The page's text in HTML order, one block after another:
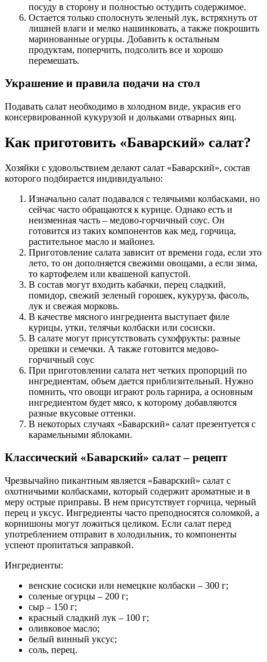
посуду в сторону и полностью остудить содержимое.
Остается только сполоснуть зеленый лук, встряхнуть от
лишней влаги и мелко нашинковать, а также покрошить
маринованные огурцы. Добавить к остальным
продуктам, поперчить, подсолить все и хорошо
перемешать.
Украшение и правила подачи на стол
Подавать салат необходимо в холодном виде, украсив его
консервированной кукурузой и дольками отварных яиц.
Как приготовить «Баварский» салат?
Хозяйки с удовольствием делают салат «Баварский», состав
которого подбирается индивидуально:
Изначально салат подавался с телячьими колбасками, но
сейчас часто обращаются к курице. Однако есть и
неизменная часть – медово-горчичный соус. Он
готовится из таких компонентов как мед, горчица,
растительное масло и майонез.
Приготовление салата зависит от времени года, если это
лето, то он дополняется свежими овощами, а если зима,
то картофелем или квашеной капустой.
В состав могут входить кабачки, перец сладкий,
помидор, свежий зеленый горошек, кукуруза, фасоль,
лук и свежая морковь.
В качестве мясного ингредиента выступает филе
курицы, утки, телячьи колбаски или сосиски.
В салате могут присутствовать сухофрукты: разные
орешки и семечки. А также готовится медово-
горчичный соус
При приготовлении салата нет четких пропорций по
ингредиентам, объем дается приблизительный. Нужно
помнить, что овощи играют роль гарнира, а основным
ингредиентом будет мясо, к которому добавляются
разные вкусовые оттенки.
В некоторых случаях «Баварский» салат презентуется с
карамельными яблоками.
Классический «Баварский» салат – рецепт
Чрезвычайно пикантным является «Баварский» салат с
охотничьими колбасками, который содержит ароматные и в
меру острые приправы. В нем присутствует горчица, черный
перец и уксус. Ингредиенты часто преподносятся соломкой, а
корнишоны могут ложиться целиком. Если салат перед
употреблением отправит в холодильник, то компоненты
успеют пропитаться заправкой.
Ингредиенты:
венские сосиски или немецкие колбаски – 300 г;
соленые огурцы – 200 г;
сыр – 150 г;
красный сладкий лук – 100 г;
оливковое масло;
белый винный уксус;
соль, перец.